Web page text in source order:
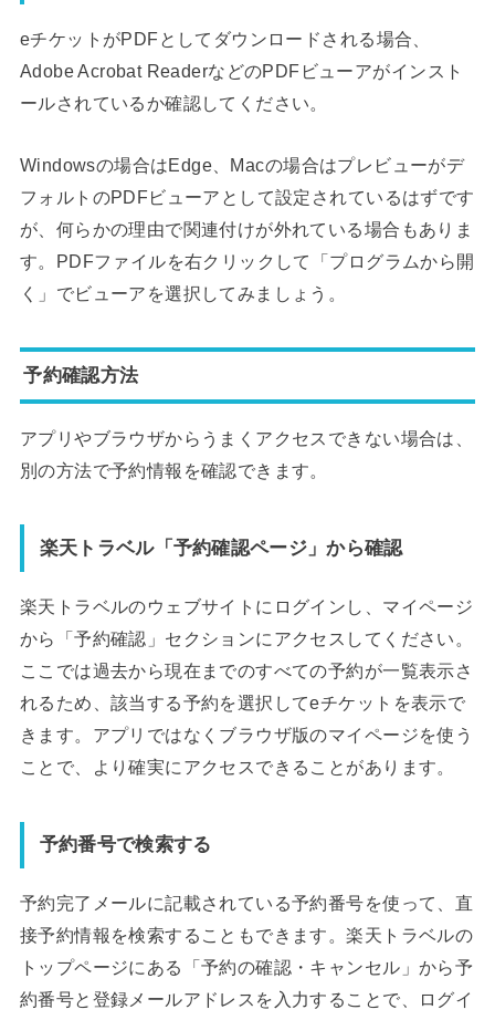
eチケットがPDFとしてダウンロードされる場合、
Adobe Acrobat ReaderなどのPDFビューアがインスト
ールされているか確認してください。
Windowsの場合はEdge、Macの場合はプレビューがデ
フォルトのPDFビューアとして設定されているはずです
が、何らかの理由で関連付けが外れている場合もありま
す。PDFファイルを右クリックして「プログラムから開
く」でビューアを選択してみましょう。
予約確認方法
アプリやブラウザからうまくアクセスできない場合は、
別の方法で予約情報を確認できます。
楽天トラベル「予約確認ページ」から確認
楽天トラベルのウェブサイトにログインし、マイページ
から「予約確認」セクションにアクセスしてください。
ここでは過去から現在までのすべての予約が一覧表示さ
れるため、該当する予約を選択してeチケットを表示で
きます。アプリではなくブラウザ版のマイページを使う
ことで、より確実にアクセスできることがあります。
予約番号で検索する
予約完了メールに記載されている予約番号を使って、直
接予約情報を検索することもできます。楽天トラベルの
トップページにある「予約の確認・キャンセル」から予
約番号と登録メールアドレスを入力することで、ログイ